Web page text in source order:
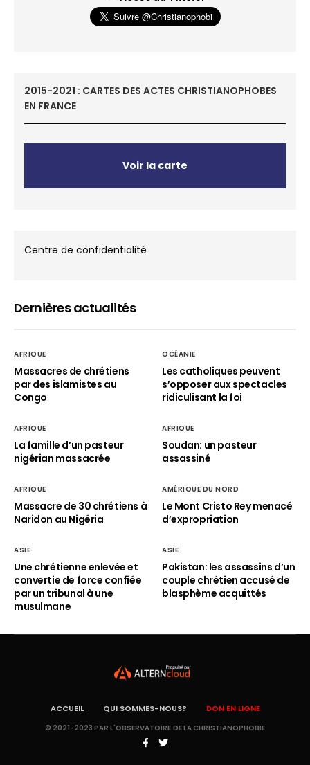
2015-2021 : CARTES DES ACTES CHRISTIANOPHOBES
EN FRANCE
Voir la carte
Centre de confidentialité
Dernières actualités
AFRIQUE
Massacres de chrétiens
par des islamistes au
Congo
OCÉANIE
Les catholiques peuvent
s’opposer aux spectacles
ridiculisant la foi
AFRIQUE
La famille d’un pasteur
nigérian massacrée
AFRIQUE
Soudan: un pasteur
assassiné
AFRIQUE
Massacre de 30 chrétiens à
Naridon au Nigéria
AMÉRIQUE DU NORD
Le Mont Cristo Rey menacé
d’expropriation
ASIE
Une chrétienne enlevée et
convertie de force confiée
par un tribunal à une
musulmane
ASIE
Pakistan: les assassins d’un
couple chrétien accusé de
blasphème acquittés
ACCUEIL QUI SOMMES-NOUS? DON EN LIGNE
© 2021-2023 PAR L'OBSERVATOIRE DE LA CHRISTIANOPHOBIE